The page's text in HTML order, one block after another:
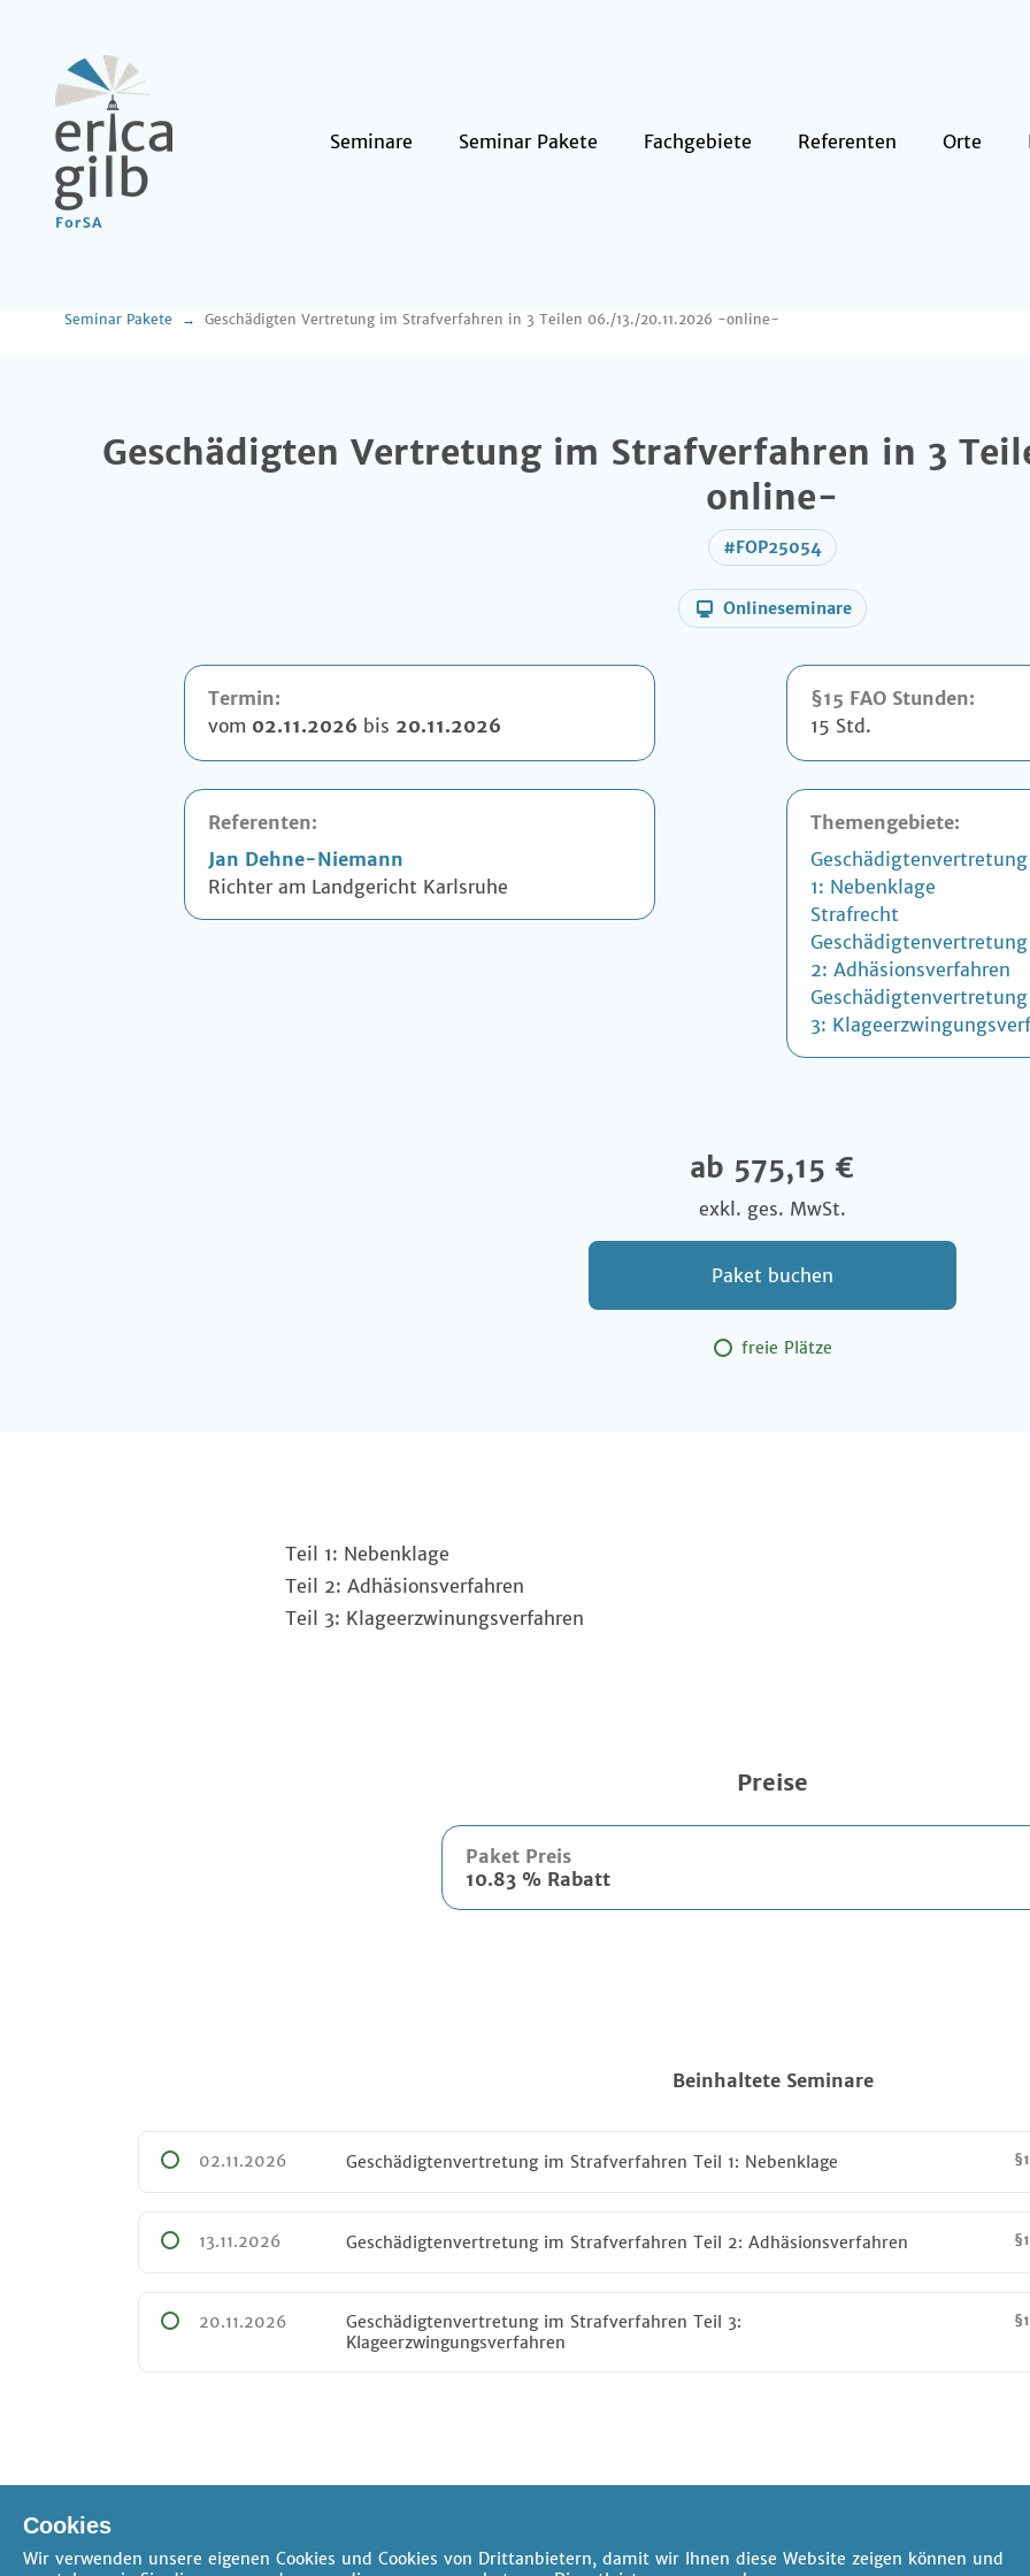
Seminare Seminar Pakete Fachgebiete Referenten Orte
Seminar Pakete Geschädigten Vertretung im Strafverfahren in 3 Teilen 06./13./20.11.2026 -online-
Geschädigten Vertretung im Strafverfahren in 3
online-
#FOP25054
Onlineseminare
Termin:
vom 02.11.2026 bis 20.11.2026
§15 FAO Stunden:
15 Std.
Referenten:
Jan Dehne-Niemann
Richter am Landgericht Karlsruhe
Themengebiete:
1: Nebenklage
Strafrecht
2: Adhäsionsverfahren
3:
ab 575,15 €
exkl. ges. MwSt.
Paket buchen
freie Plätze
Teil 1: Nebenklage
Teil 2: Adhäsionsverfahren
Teil 3: Klageerzwinungsverfahren
Preise
Paket Preis
10.83 % Rabatt
Beinhaltete Seminare
02.11.2026 Geschädigtenvertretung im Strafverfahren Teil 1: Nebenklage
13.11.2026 Geschädigtenvertretung im Strafverfahren Teil 2: Adhäsionsverfahren
20.11.2026
Geschädigtenvertretung im Strafverfahren Teil 3:
Klageerzwingungsverfahren
Cookies
Wir verwenden unsere eigenen Cookies und Cookies von Drittanbietern, damit wir Ihnen diese Website zeigen können und